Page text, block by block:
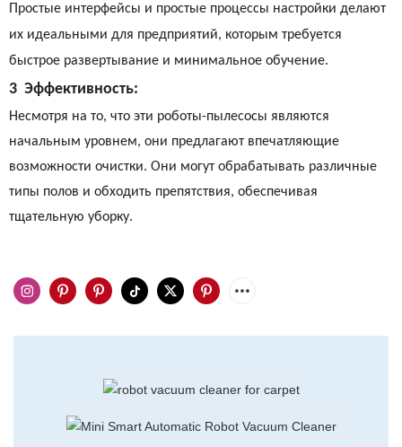
Простые интерфейсы и простые процессы настройки делают
их идеальными для предприятий, которым требуется
быстрое развертывание и минимальное обучение.
3 Эффективность:
Несмотря на то, что эти роботы-пылесосы являются
начальным уровнем, они предлагают впечатляющие
возможности очистки. Они могут обрабатывать различные
типы полов и обходить препятствия, обеспечивая
тщательную уборку.